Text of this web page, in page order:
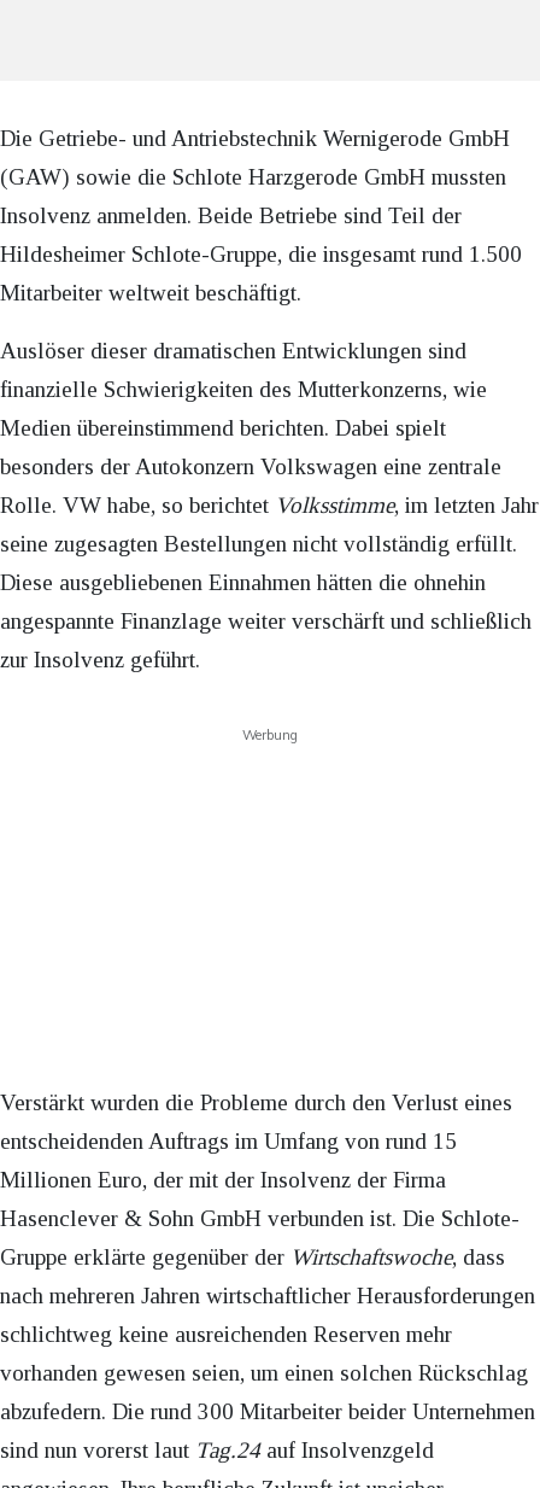
Die Getriebe- und Antriebstechnik Wernigerode GmbH
(GAW) sowie die Schlote Harzgerode GmbH mussten
Insolvenz anmelden. Beide Betriebe sind Teil der
Hildesheimer Schlote-Gruppe, die insgesamt rund 1.500
Mitarbeiter weltweit beschäftigt.
Auslöser dieser dramatischen Entwicklungen sind
finanzielle Schwierigkeiten des Mutterkonzerns, wie
Medien übereinstimmend berichten. Dabei spielt
besonders der Autokonzern Volkswagen eine zentrale
Rolle. VW habe, so berichtet Volksstimme, im letzten Jahr
seine zugesagten Bestellungen nicht vollständig erfüllt.
Diese ausgebliebenen Einnahmen hätten die ohnehin
angespannte Finanzlage weiter verschärft und schließlich
zur Insolvenz geführt.
Werbung
Verstärkt wurden die Probleme durch den Verlust eines
entscheidenden Auftrags im Umfang von rund 15
Millionen Euro, der mit der Insolvenz der Firma
Hasenclever & Sohn GmbH verbunden ist. Die Schlote-
Gruppe erklärte gegenüber der Wirtschaftswoche, dass
nach mehreren Jahren wirtschaftlicher Herausforderungen
schlichtweg keine ausreichenden Reserven mehr
vorhanden gewesen seien, um einen solchen Rückschlag
abzufedern. Die rund 300 Mitarbeiter beider Unternehmen
sind nun vorerst laut Tag.24auf Insolvenzgeld